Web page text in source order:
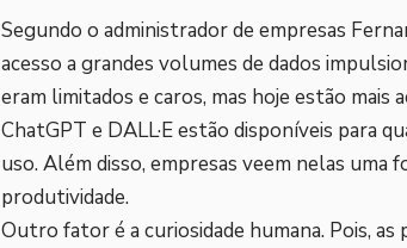
Segundo o administrador de empresas
acesso a grandes volumes de dados
eram limitados e caros, mas hoje estão
ChatGPT e DALL·E estão disponíveis para
uso. Além disso, empresas veem nelas uma
produtividade.
Outro fator é a curiosidade humana. Pois, as